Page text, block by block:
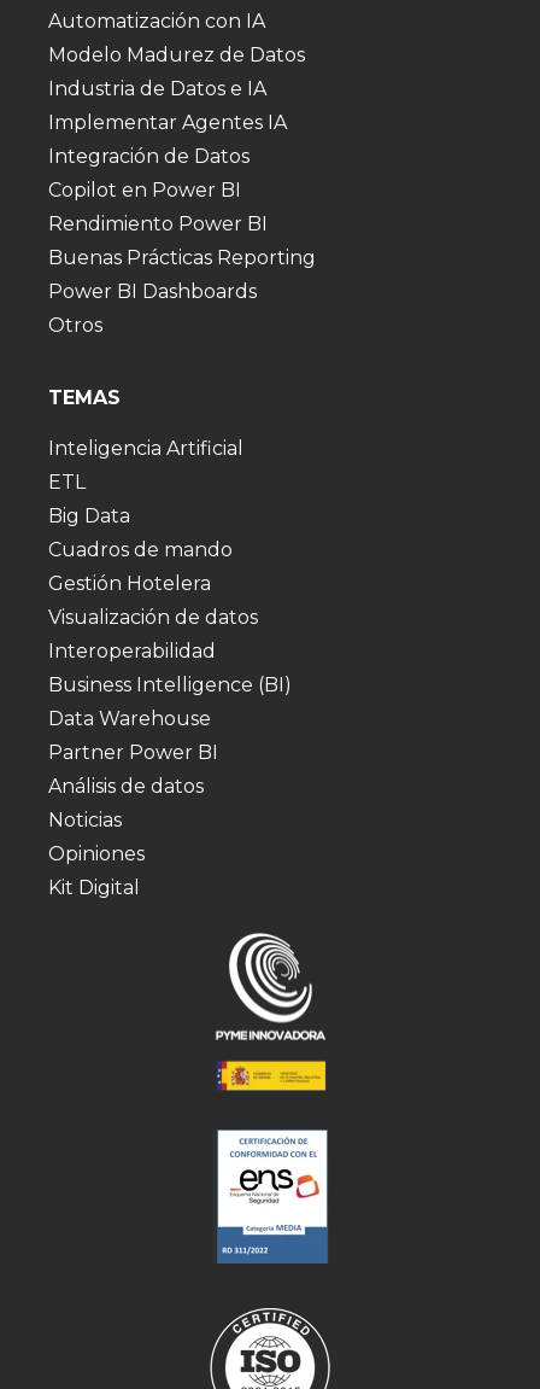
Automatización con IA
Modelo Madurez de Datos
Industria de Datos e IA
Implementar Agentes IA
Integración de Datos
Copilot en Power BI
Rendimiento Power BI
Buenas Prácticas Reporting
Power BI Dashboards
Otros
TEMAS
Inteligencia Artificial
ETL
Big Data
Cuadros de mando
Gestión Hotelera
Visualización de datos
Interoperabilidad
Business Intelligence (BI)
Data Warehouse
Partner Power BI
Análisis de datos
Noticias
Opiniones
Kit Digital